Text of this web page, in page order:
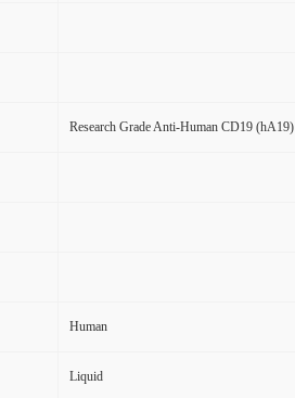
Research Grade Anti-Human CD19 (hA19)
Human
Liquid